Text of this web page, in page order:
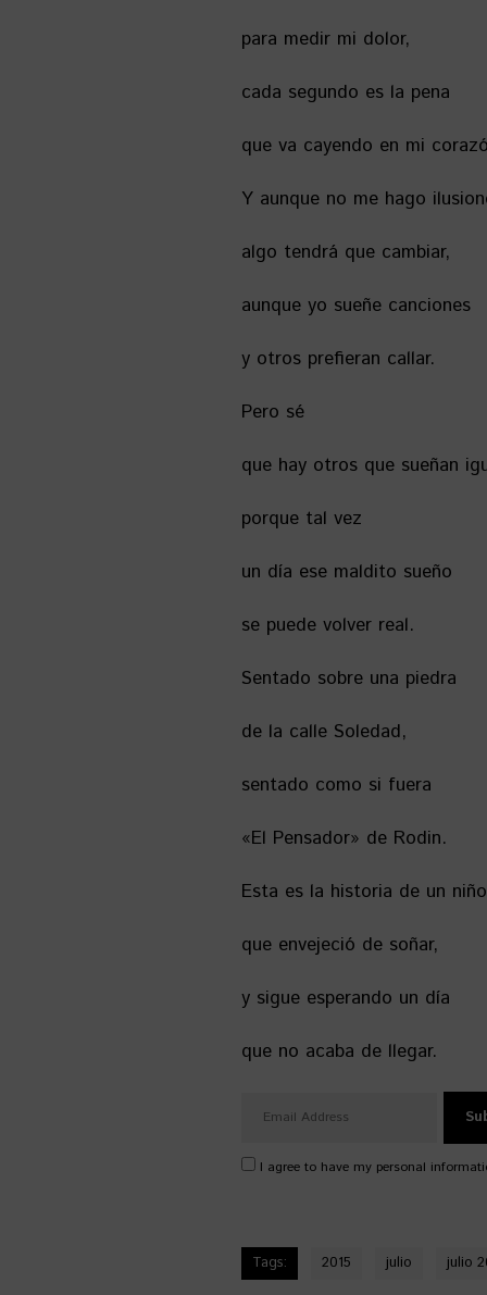
para medir mi dolor,
cada segundo es la pena
que va cayendo en mi
Y aunque no me hago
algo tendrá que cambiar,
aunque yo sueñe canciones
y otros prefieran callar.
Pero sé
que hay otros que sueñan
porque tal vez
un día ese maldito sueño
se puede volver real.
Sentado sobre una piedra
de la calle Soledad,
sentado como si fuera
«El Pensador» de Rodin.
Esta es la historia de un niño
que envejeció de soñar,
y sigue esperando un día
que no acaba de llegar.
I agree to have my personal
Tags: 2015 julio julio